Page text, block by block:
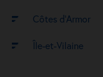
Côtes d’Armor
Île-et-Vilaine